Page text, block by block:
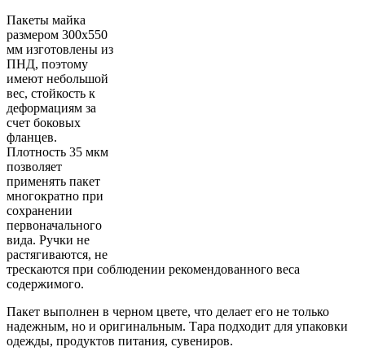
Пакеты майка
размером 300x550
мм изготовлены из
ПНД, поэтому
имеют небольшой
вес, стойкость к
деформациям за
счет боковых
фланцев.
Плотность 35 мкм
позволяет
применять пакет
многократно при
сохранении
первоначального
вида. Ручки не
растягиваются, не
трескаются при соблюдении рекомендованного веса
содержимого.
Пакет выполнен в черном цвете, что делает его не только
надежным, но и оригинальным. Тара подходит для упаковки
одежды, продуктов питания, сувениров.